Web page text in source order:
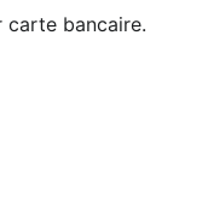
carte bancaire.